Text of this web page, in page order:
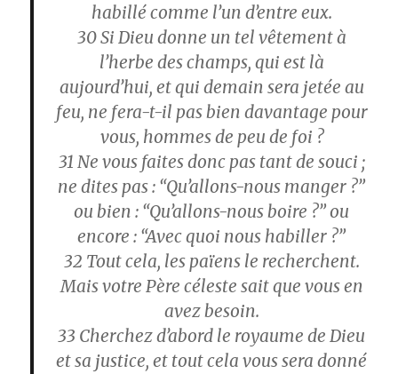
habillé comme l’un d’entre eux.
30Si Dieu donne un tel vêtement à
l’herbe des champs, qui est là
aujourd’hui, et qui demain sera jetée au
feu, ne fera-t-il pas bien davantage pour
vous, hommes de peu de foi ?
31 Ne vous faites donc pas tant de souci ;
ne dites pas : “Qu’allons-nous manger ?”
ou bien : “Qu’allons-nous boire ?” ou
encore : “Avec quoi nous habiller ?”
32 Tout cela, les païens le recherchent.
Mais votre Père céleste sait que vous en
avez besoin.
33 Cherchez d’abord le royaume de Dieu
et sa justice, et tout cela vous sera donné